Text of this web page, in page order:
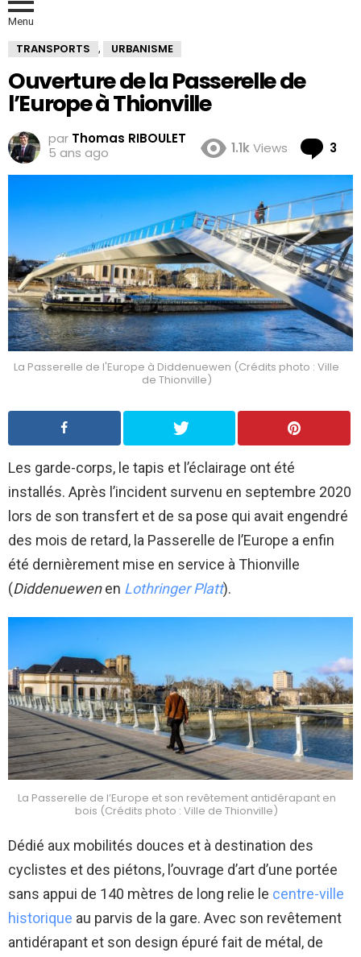
Menu
TRANSPORTS , URBANISME
Ouverture de la Passerelle de
l’Europe à Thionville
par Thomas RIBOULET
5 ans ago
1.1kViews 3
La Passerelle de l'Europe à Diddenuewen (Crédits photo : Ville
de Thionville)
Les garde-corps, le tapis et l’éclairage ont été
installés. Après l’incident survenu en septembre 2020
lors de son transfert et de sa pose qui avait engendré
des mois de retard, la Passerelle de l’Europe a enfin
été dernièrement mise en service à Thionville
(Diddenuewenen Lothringer Platt).
La Passerelle de l’Europe et son revêtement antidérapant en
bois (Crédits photo : Ville de Thionville)
Dédié aux mobilités douces et à destination des
cyclistes et des piétons, l’ouvrage d’art d’une portée
sans appui de 140 mètres de long relie le centre-ville
historique au parvis de la gare. Avec son revêtement
antidérapant et son design épuré fait de métal, de